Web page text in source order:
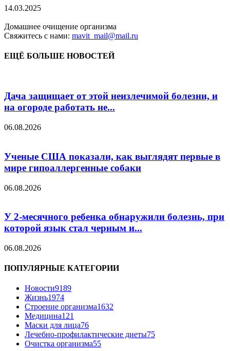
14.03.2025
Домашнее очищение организма
Свяжитесь с нами: mavit_mail@mail.ru
ЕЩЁ БОЛЬШЕ НОВОСТЕЙ
Дача защищает от этой неизлечимой болезни, и
на огороде работать не...
06.08.2026
Ученые США показали, как выглядят первые в
мире гипоаллергенные собаки
06.08.2026
У 2-месячного ребенка обнаружили болезнь, при
которой язык стал черным и...
06.08.2026
ПОПУЛЯРНЫЕ КАТЕГОРИИ
Новости9189
Жизнь1974
Строение организма1632
Медицина121
Маски для лица76
Лечебно-профилактические диеты75
Очистка организма55